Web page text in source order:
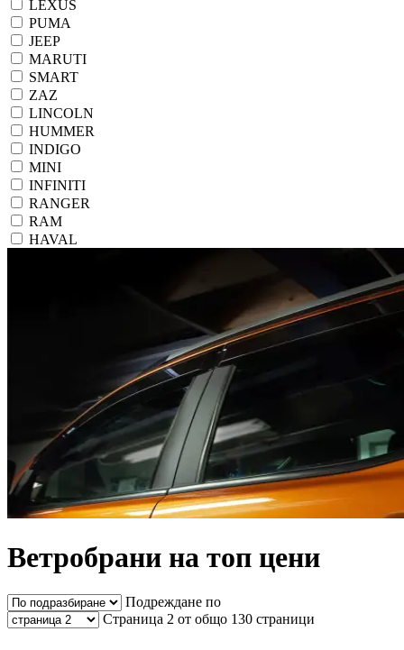
LEXUS
PUMA
JEEP
MARUTI
SMART
ZAZ
LINCOLN
HUMMER
INDIGO
MINI
INFINITI
RANGER
RAM
HAVAL
Ветробрани на топ цени
Подреждане по
Страница 2 от общо 130 страници